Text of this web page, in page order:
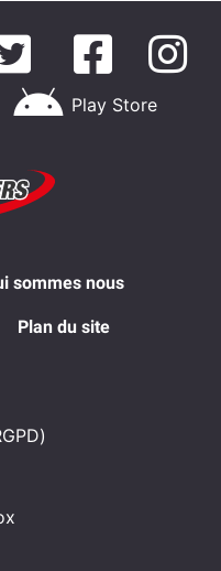
Play Store
sommes nous
Plan du site